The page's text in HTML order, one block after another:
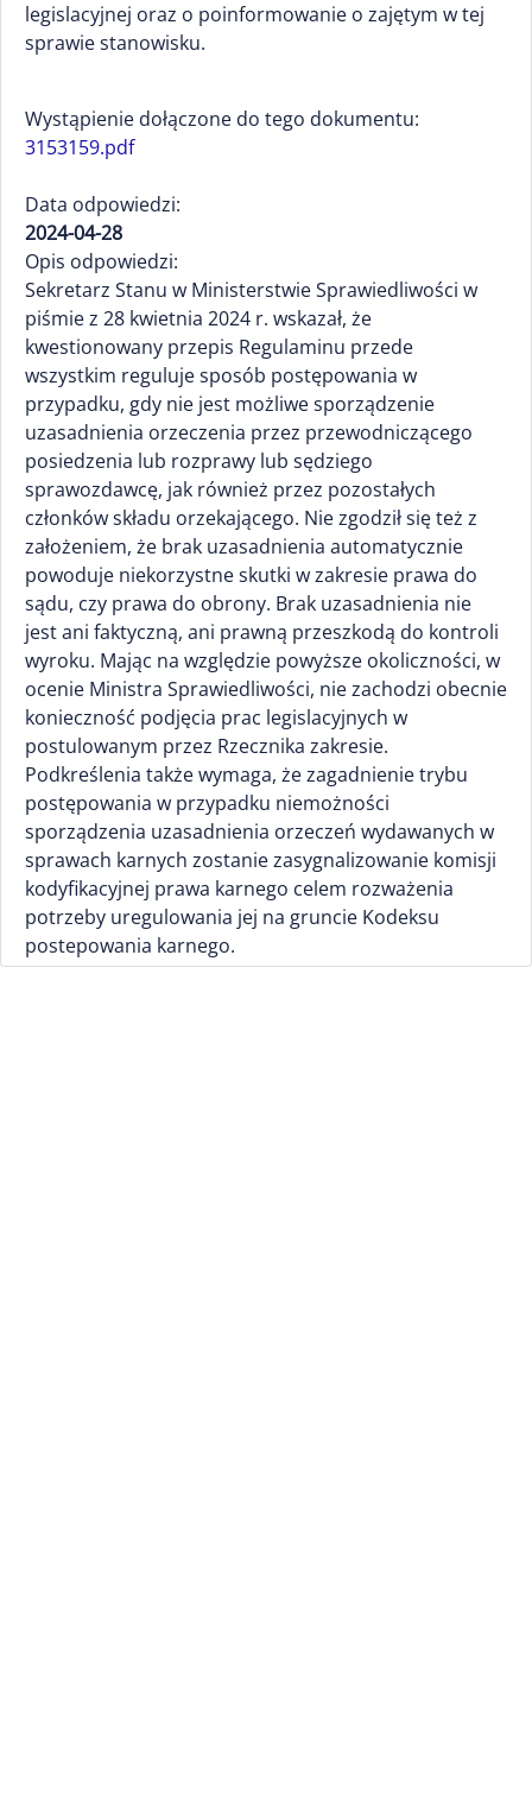
legislacyjnej oraz o poinformowanie o zajętym w tej
sprawie stanowisku.
Wystąpienie dołączone do tego dokumentu:
3153159.pdf
Data odpowiedzi:
2024-04-28
Opis odpowiedzi:
Sekretarz Stanu w Ministerstwie Sprawiedliwości w
piśmie z 28 kwietnia 2024 r. wskazał, że
kwestionowany przepis Regulaminu przede
wszystkim reguluje sposób postępowania w
przypadku, gdy nie jest możliwe sporządzenie
uzasadnienia orzeczenia przez przewodniczącego
posiedzenia lub rozprawy lub sędziego
sprawozdawcę, jak również przez pozostałych
członków składu orzekającego. Nie zgodził się też z
założeniem, że brak uzasadnienia automatycznie
powoduje niekorzystne skutki w zakresie prawa do
sądu, czy prawa do obrony. Brak uzasadnienia nie
jest ani faktyczną, ani prawną przeszkodą do kontroli
wyroku. Mając na względzie powyższe okoliczności, w
ocenie Ministra Sprawiedliwości, nie zachodzi obecnie
konieczność podjęcia prac legislacyjnych w
postulowanym przez Rzecznika zakresie.
Podkreślenia także wymaga, że zagadnienie trybu
postępowania w przypadku niemożności
sporządzenia uzasadnienia orzeczeń wydawanych w
sprawach karnych zostanie zasygnalizowanie komisji
kodyfikacyjnej prawa karnego celem rozważenia
potrzeby uregulowania jej na gruncie Kodeksu
postepowania karnego.